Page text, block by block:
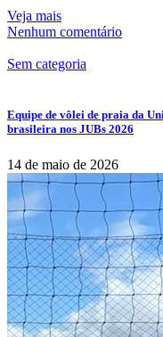
Veja mais
Nenhum comentário
Sem categoria
Equipe de vôlei de praia da
brasileira nos JUBs 2026
14 de maio de 2026